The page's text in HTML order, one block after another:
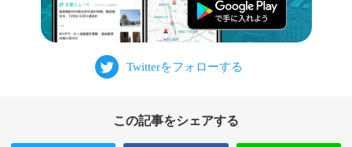
この記事をシェアする